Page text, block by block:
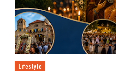
Lifestyle